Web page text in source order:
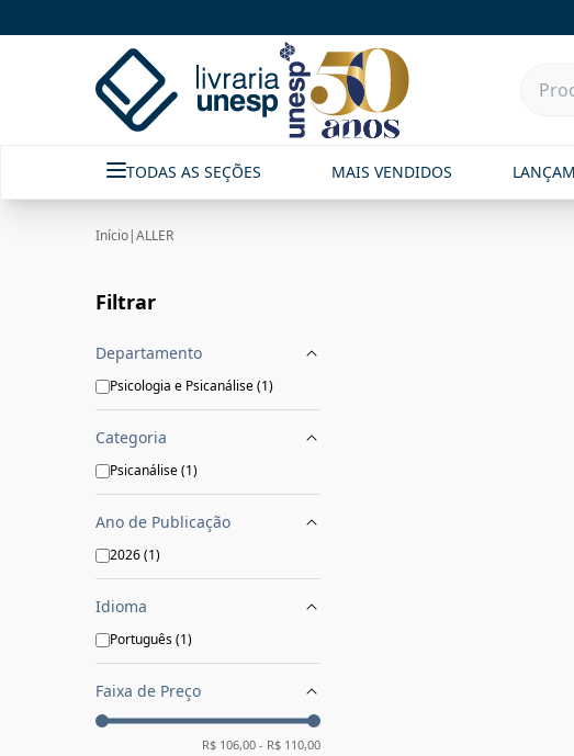
TODAS AS SEÇÕES MAIS VENDIDOS
Início|ALLER
Filtrar
Departamento
Psicologia e Psicanálise(1)
Categoria
Psicanálise(1)
Ano de Publicação
2026(1)
Idioma
Português(1)
Faixa de Preço
R$ 106,00 - R$ 110,00